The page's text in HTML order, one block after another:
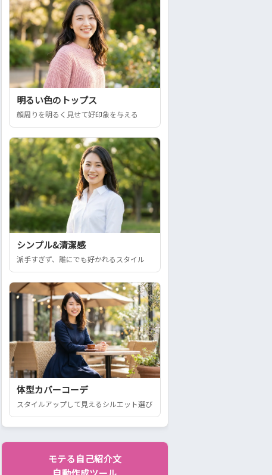
明るい色のトップス
顔周りを明るく見せて好印象を与える
シンプル&清潔感
派手すぎず、誰にでも好かれるスタイル
体型カバーコーデ
スタイルアップして見えるシルエット選び
モテる自己紹介文